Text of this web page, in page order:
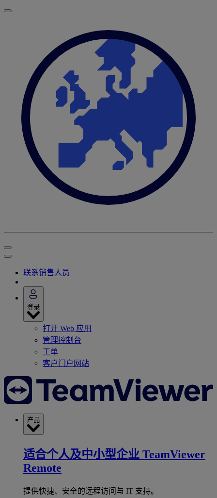
联系销售人员
登录
打开 Web 应用
管理控制台
工单
客户门户网站
产品
适合个人及中小型企业 TeamViewer
Remote
提供快捷、安全的远程访问与 IT 支持。